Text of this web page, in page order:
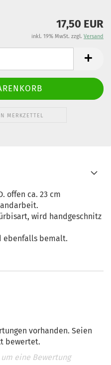
17,50 EUR
inkl. 19% MwSt. zzgl. Versand
MERKZETTEL
offen ca. 23 cm
wird handgeschnitz
ebenfalls bemalt.
vorhanden. Seien
bewertet.
eine Bewertung